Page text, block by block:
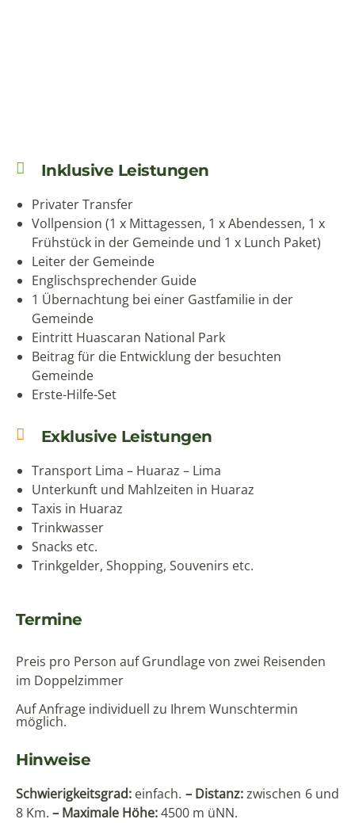
Inklusive Leistungen
Privater Transfer
Vollpension (1 x Mittagessen, 1 x Abendessen, 1 x
Frühstück in der Gemeinde und 1 x Lunch Paket)
Leiter der Gemeinde
Englischsprechender Guide
1 Übernachtung bei einer Gastfamilie in der
Gemeinde
Eintritt Huascaran National Park
Beitrag für die Entwicklung der besuchten
Gemeinde
Erste-Hilfe-Set
Exklusive Leistungen
Transport Lima – Huaraz – Lima
Unterkunft und Mahlzeiten in Huaraz
Taxis in Huaraz
Trinkwasser
Snacks etc.
Trinkgelder, Shopping, Souvenirs etc.
Termine
Preis pro Person auf Grundlage von zwei Reisenden
im Doppelzimmer
Auf Anfrage individuell zu Ihrem Wunschtermin
möglich.
Hinweise
Schwierigkeitsgrad: einfach. – Distanz:zwischen 6 und
8 Km. – Maximale Höhe:4500 m üNN.